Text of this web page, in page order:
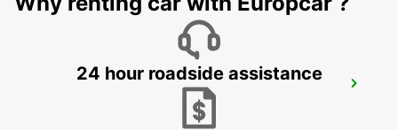
24 hour roadside assistance